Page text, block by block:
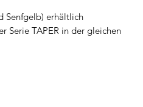
Senfgelb) erhältlich
Serie TAPER in der gleichen